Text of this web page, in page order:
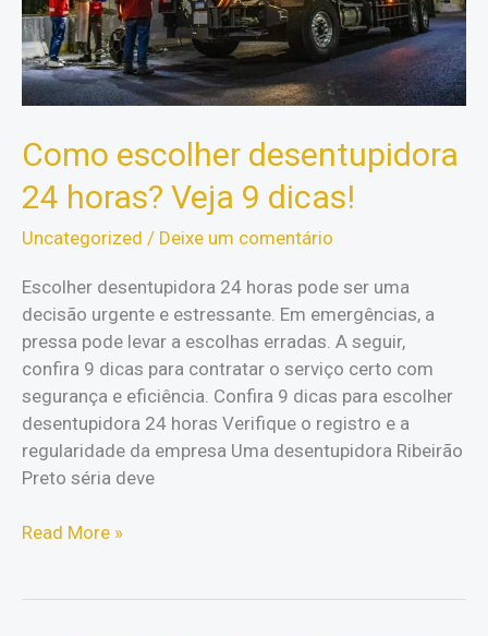
Como escolher desentupidora
24 horas? Veja 9 dicas!
Uncategorized / Deixe um comentário
Escolher desentupidora 24 horas pode ser uma
decisão urgente e estressante. Em emergências, a
pressa pode levar a escolhas erradas. A seguir,
confira 9 dicas para contratar o serviço certo com
segurança e eficiência. Confira 9 dicas para escolher
desentupidora 24 horas Verifique o registro e a
regularidade da empresa Uma desentupidora Ribeirão
Preto séria deve
Como
Read More »